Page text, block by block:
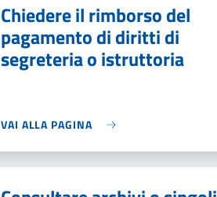
Chiedere il rimborso del
pagamento di diritti di
segreteria o istruttoria
VAI ALLA PAGINA